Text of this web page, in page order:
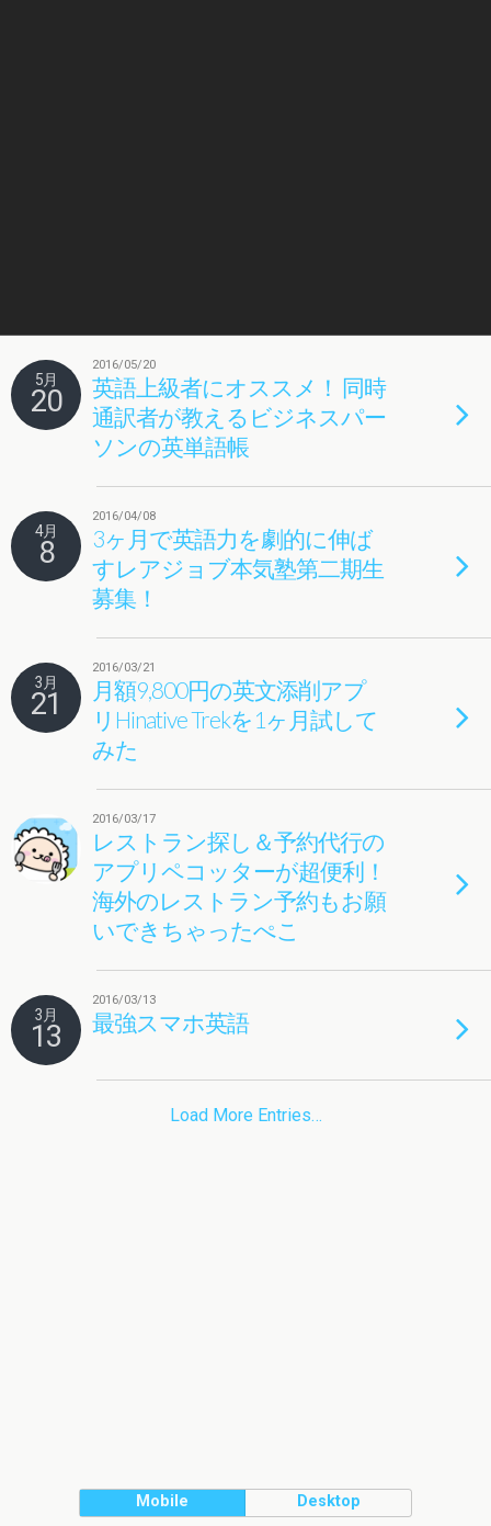
5月
20
2016/05/20
英語上級者にオススメ！ 同時
通訳者が教えるビジネスパー
ソンの英単語帳
4月
8
2016/04/08
3ヶ月で英語力を劇的に伸ば
すレアジョブ本気塾第二期生
募集！
3月
21
2016/03/21
月額9,800円の英文添削アプ
リHinative Trekを1ヶ月試して
みた
2016/03/17
レストラン探し＆予約代行の
アプリペコッターが超便利！
海外のレストラン予約もお願
いできちゃったぺこ
3月
13
2016/03/13
最強スマホ英語
Load More Entries…
Mobile Desktop